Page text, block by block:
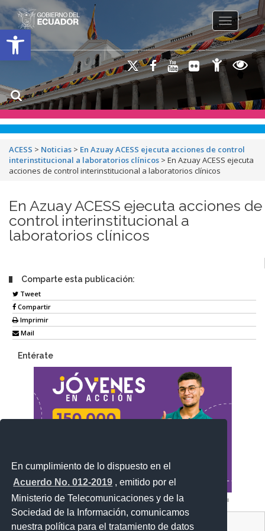
En cumplimiento de lo dispuesto en el
Acuerdo No. 012-2019 , emitido por el
Ministerio de Telecomunicaciones y de la
Sociedad de la Información, comunicamos
nuestra política para el tratamiento de datos
Open toolbar
Toggle
ACESS > Noticias > En Azuay ACESS ejecuta acciones de control
interinstitucional a laboratorios clínicos > En Azuay ACESS ejecuta
acciones de control interinstitucional a laboratorios clínicos
En Azuay ACESS ejecuta acciones de
control interinstitucional a
laboratorios clínicos
Comparte esta publicación:
Tweet
Compartir
Imprimir
Mail
Entérate
Contacto Ciudadano Digital